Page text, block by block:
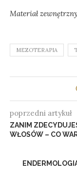
Materiał zewnętrzny
MEZOTERAPIA
poprzedni artykuł
ZANIM
WŁOSÓW – CO